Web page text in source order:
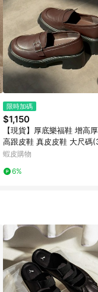
限時加碼
$1,150
【現貨】厚底樂福鞋 增高
高跟皮鞋 真皮皮鞋 大尺碼
3) 樂福跟鞋 黑色皮鞋 女鞋
蝦皮購物
6%